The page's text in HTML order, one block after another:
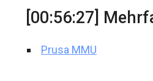
[00:56:27]
Prusa MMU